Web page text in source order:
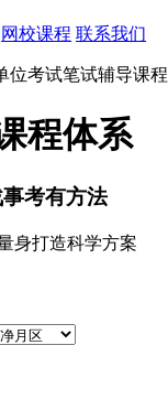
网校课程 联系我们
位考试笔试辅导课程
程体系
考有方法
身打造科学方案